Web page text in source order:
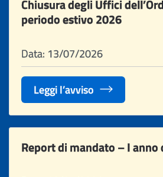
Chiusura degli Uffici
periodo estivo 2026
Data: 13/07/2026
Leggi l’avviso
Report di mandato – I